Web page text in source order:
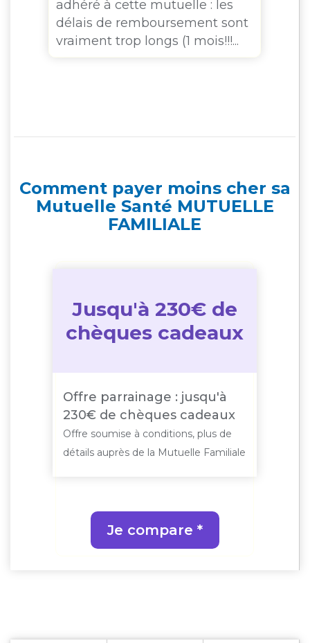
adhéré à cette mutuelle : les
délais de remboursement sont
vraiment trop longs (1 mois!!!...
Comment payer moins cher sa
Mutuelle Santé MUTUELLE
FAMILIALE
Jusqu'à 230€ de
chèques cadeaux
Offre parrainage : jusqu'à
230€ de chèques cadeaux
Offre soumise à conditions, plus de
détails auprès de la Mutuelle Familiale
Je compare *